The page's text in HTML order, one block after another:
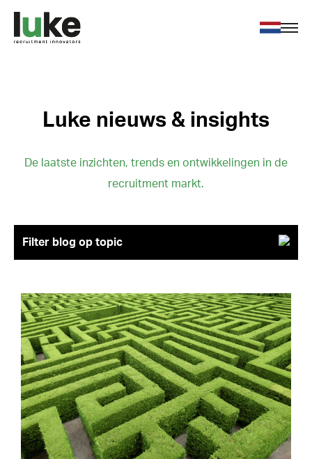
Voor werkgevers
Nieuws
Contact
Luke nieuws & insights
De laatste inzichten, trends en ontwikkelingen in de
recruitment markt.
Filter blog op topic